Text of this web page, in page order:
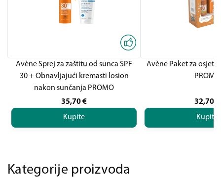
Avène Sprej za zaštitu od sunca SPF
30 + Obnavljajući kremasti losion
nakon sunčanja PROMO
35,70€
Kupite
Avène Paket za
PROMO
32,70
Kupite
Kategorije proizvoda